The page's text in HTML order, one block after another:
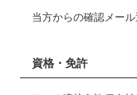
当方からの確認メー
資格・免許